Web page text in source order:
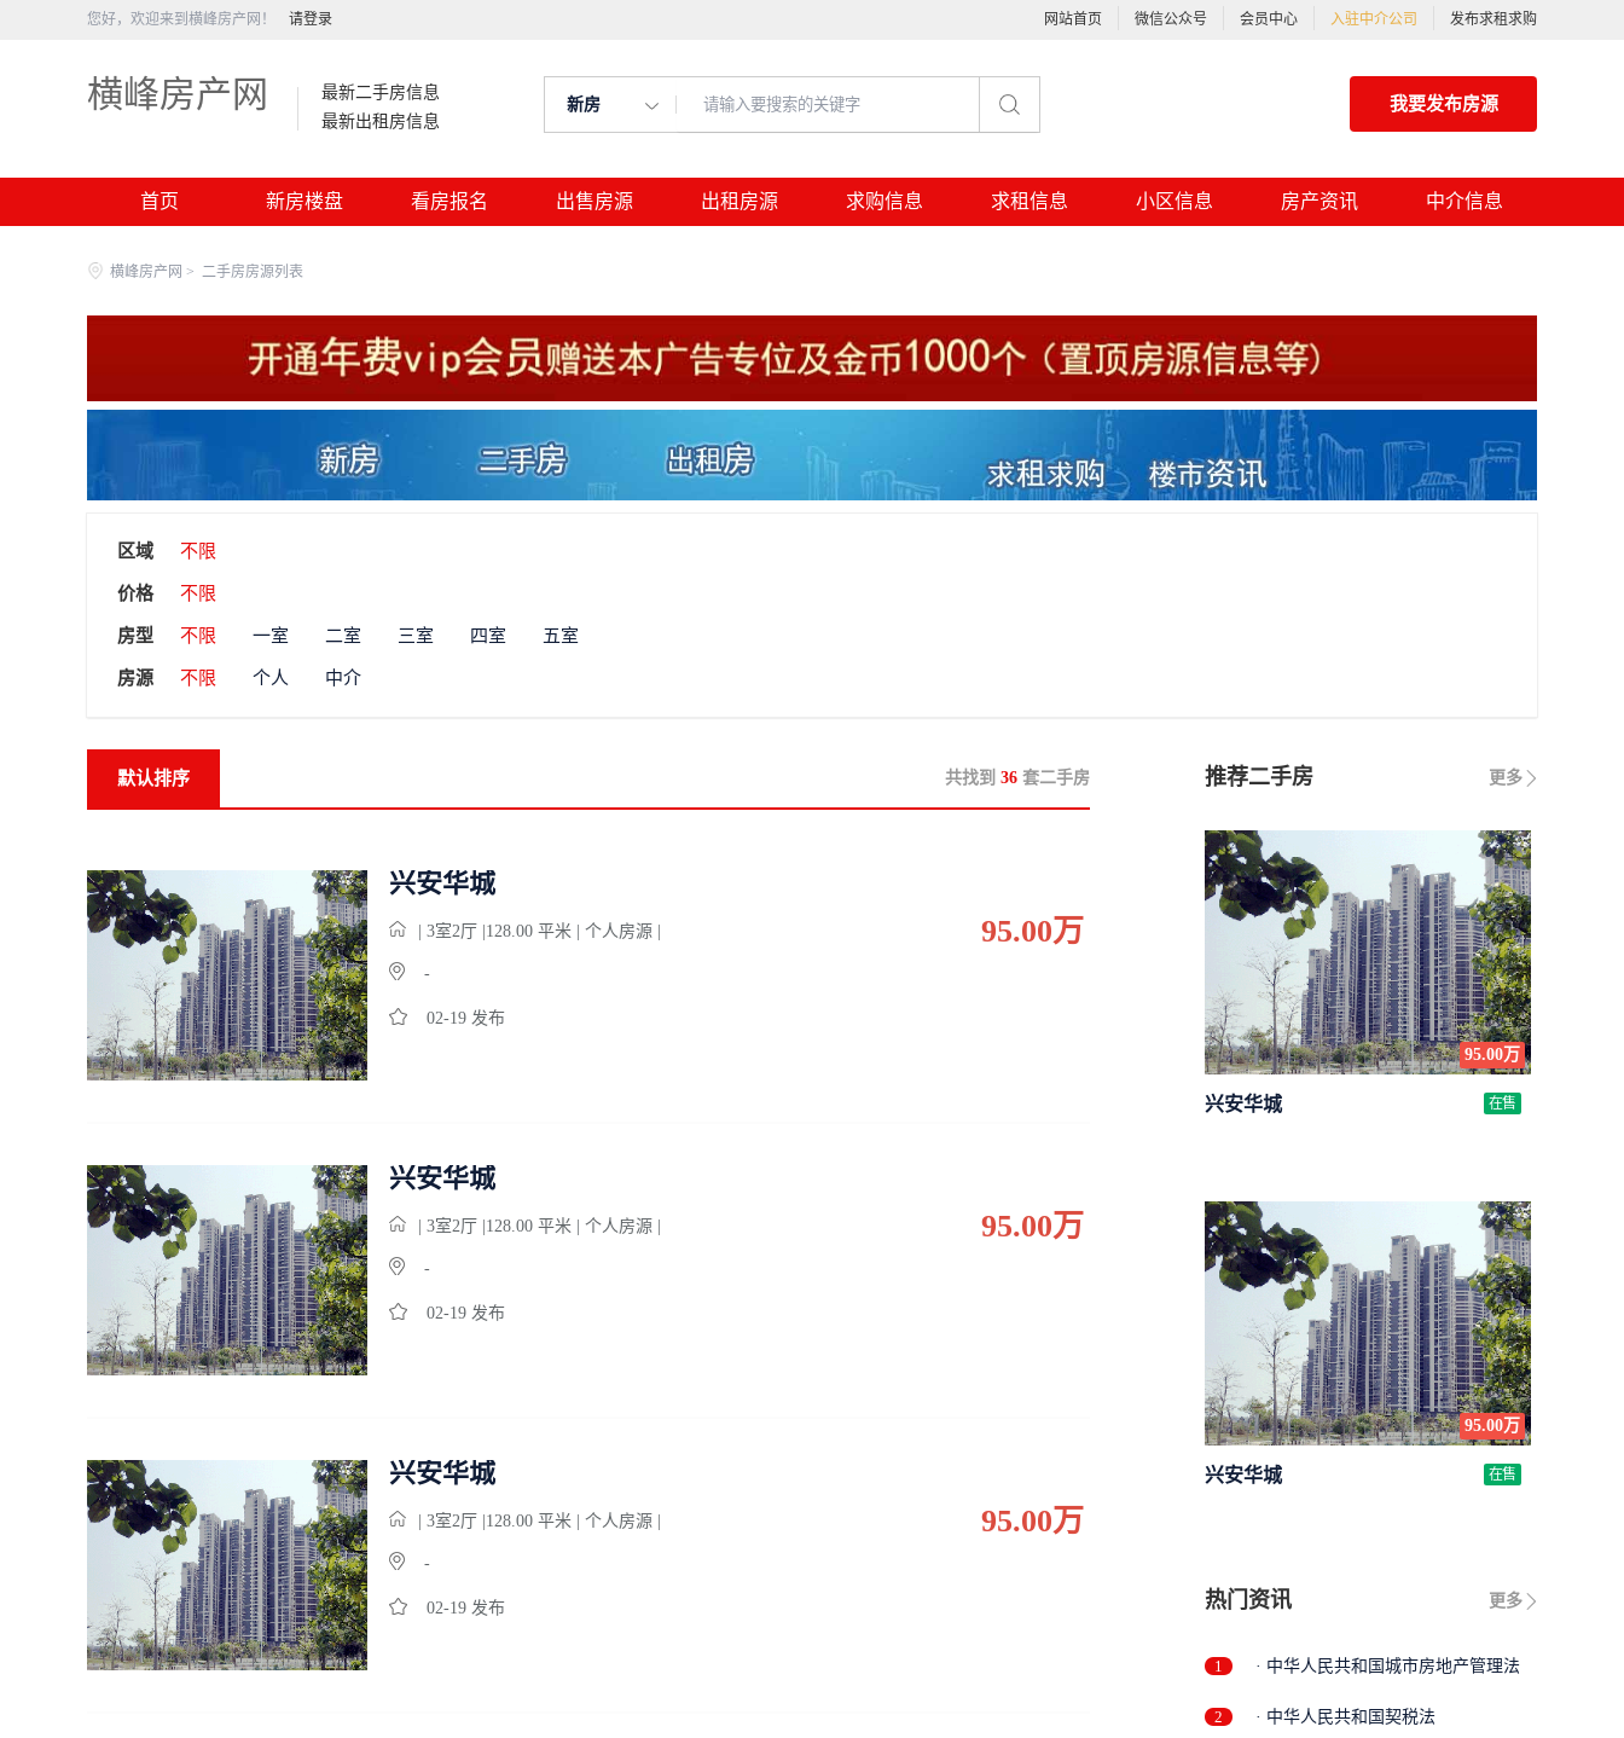
您好，欢迎来到横峰房产网！ 请登录 网站首页 微信公众号 会员中心 入驻中介公司 发布求租求购
横峰房产网
最新二手房信息
最新出租房信息
新房 我要发布房源
首页 新房楼盘 看房报名 出售房源 出租房源 求购信息 求租信息 小区信息 房产资讯 中介信息
横峰房产网 > 二手房房源列表
区域 不限
价格 不限
房型 不限 一室 二室 三室 四室 五室
房源 不限 个人 中介
默认排序 共找到 36 套二手房
兴安华城
| 3室2厅 |128.00 平米 | 个人房源 |
-
02-19 发布
95.00万
兴安华城
| 3室2厅 |128.00 平米 | 个人房源 |
-
02-19 发布
95.00万
兴安华城
| 3室2厅 |128.00 平米 | 个人房源 |
-
02-19 发布
95.00万
更多
推荐二手房
95.00万
兴安华城 在售
95.00万
兴安华城 在售
更多
热门资讯
1 · 中华人民共和国城市房地产管理法
2 · 中华人民共和国契税法